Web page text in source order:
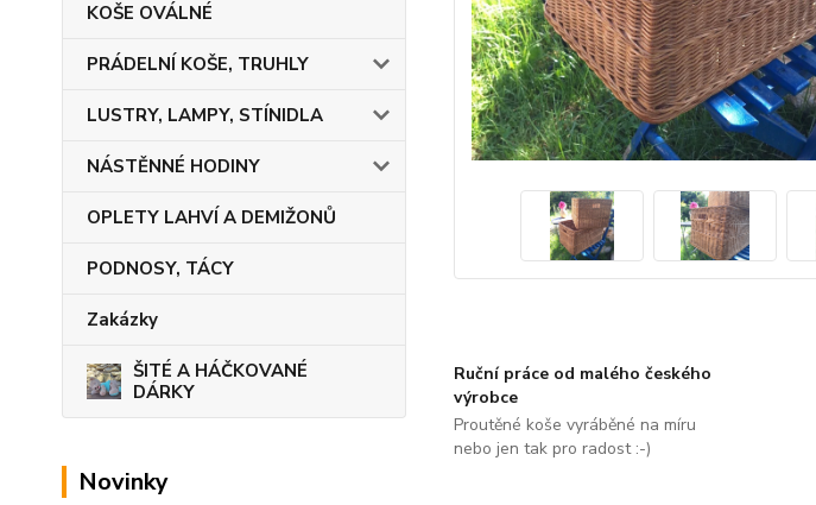
KOŠE OVÁLNÉ
PRÁDELNÍ KOŠE, TRUHLY
LUSTRY, LAMPY, STÍNIDLA
NÁSTĚNNÉ HODINY
OPLETY LAHVÍ A DEMIŽONŮ
PODNOSY, TÁCY
Zakázky
ŠITÉ A HÁČKOVANÉ
DÁRKY
Novinky
Ruční práce od malého českého
výrobce
Proutěné koše vyráběné na míru
nebo jen tak pro radost :-)